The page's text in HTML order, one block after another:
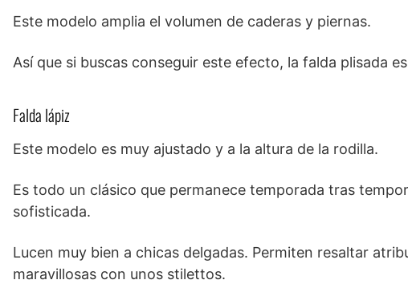
Este modelo amplia el volumen de caderas y piernas.
Así que si buscas conseguir este efecto, la falda plisada
Falda lápiz
Este modelo es muy ajustado y a la altura de la rodilla.
Es todo un clásico que permanece temporada tras
sofisticada.
Lucen muy bien a chicas delgadas. Permiten resaltar
maravillosas con unos stilettos.